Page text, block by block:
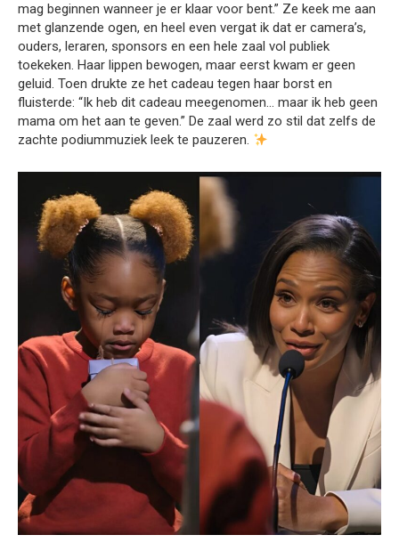
mag beginnen wanneer je er klaar voor bent.” Ze keek me aan
met glanzende ogen, en heel even vergat ik dat er camera’s,
ouders, leraren, sponsors en een hele zaal vol publiek
toekeken. Haar lippen bewogen, maar eerst kwam er geen
geluid. Toen drukte ze het cadeau tegen haar borst en
fluisterde: “Ik heb dit cadeau meegenomen… maar ik heb geen
mama om het aan te geven.” De zaal werd zo stil dat zelfs de
zachte podiummuziek leek te pauzeren.